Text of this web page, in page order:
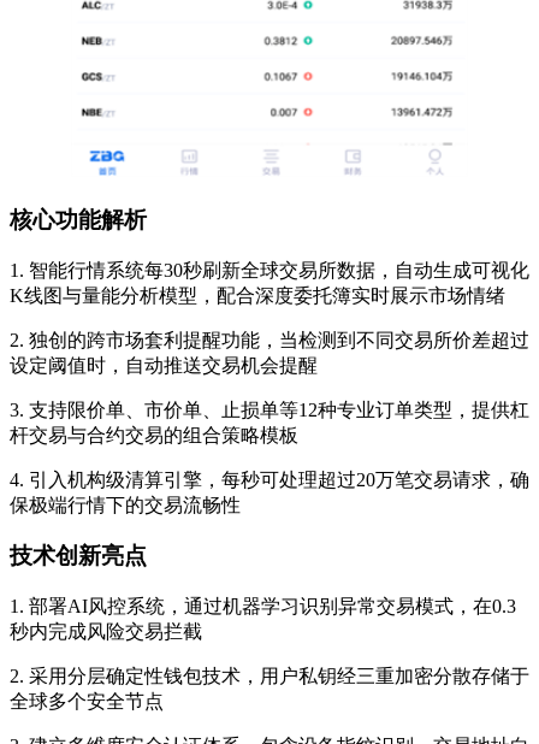
核心功能解析
1. 智能行情系统每30秒刷新全球交易所数据，自动生成可视化
K线图与量能分析模型，配合深度委托簿实时展示市场情绪
2. 独创的跨市场套利提醒功能，当检测到不同交易所价差超过
设定阈值时，自动推送交易机会提醒
3. 支持限价单、市价单、止损单等12种专业订单类型，提供杠
杆交易与合约交易的组合策略模板
4. 引入机构级清算引擎，每秒可处理超过20万笔交易请求，确
保极端行情下的交易流畅性
技术创新亮点
1. 部署AI风控系统，通过机器学习识别异常交易模式，在0.3
秒内完成风险交易拦截
2. 采用分层确定性钱包技术，用户私钥经三重加密分散存储于
全球多个安全节点